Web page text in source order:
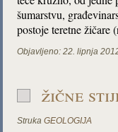
šumarstvu,
postoje teretne žičare
Objavljeno: 22. lipnja
žične
Struka GEOLOGIJA